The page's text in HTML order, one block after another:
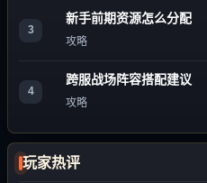
3
新手前期资源怎么分配
攻略
4
跨服战场阵容搭配建议
攻略
玩家热评